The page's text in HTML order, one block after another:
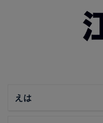
えは